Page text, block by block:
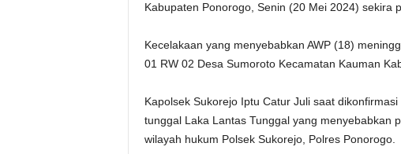
Kabupaten Ponorogo, Senin (20 Mei 2024) sekira
Kecelakaan yang menyebabkan AWP (18)
01 RW 02 Desa Sumoroto Kecamatan Kauman
Kapolsek Sukorejo Iptu Catur Juli saat
tunggal Laka Lantas Tunggal yang menyebabkan
wilayah hukum Polsek Sukorejo, Polres Ponorogo.